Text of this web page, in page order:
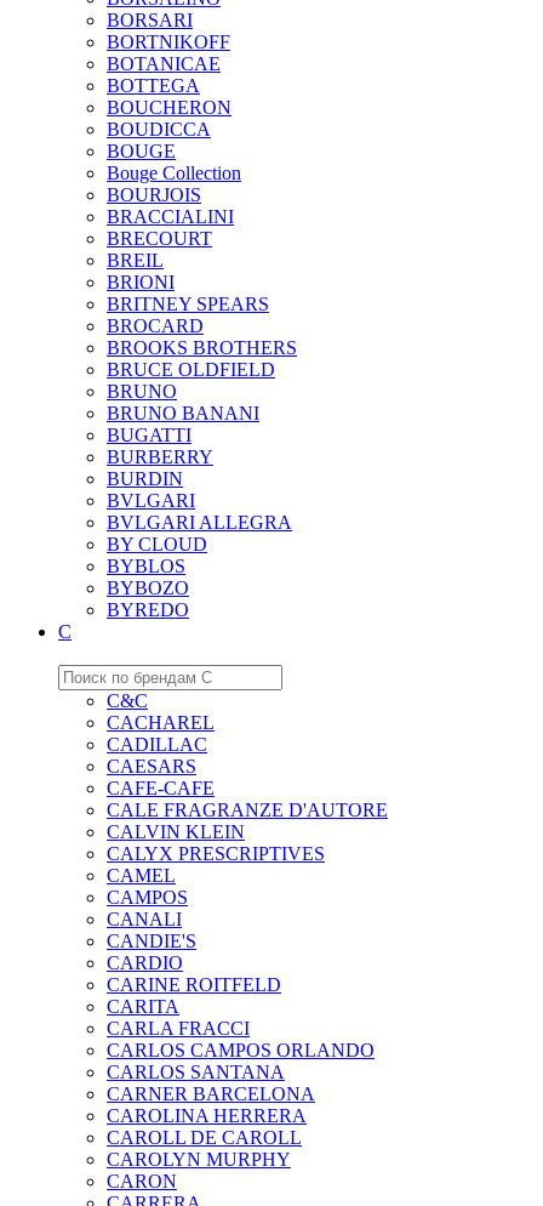
BORSARI
BORTNIKOFF
BOTANICAE
BOTTEGA
BOUCHERON
BOUDICCA
BOUGE
Bouge Collection
BOURJOIS
BRACCIALINI
BRECOURT
BREIL
BRIONI
BRITNEY SPEARS
BROCARD
BROOKS BROTHERS
BRUCE OLDFIELD
BRUNO
BRUNO BANANI
BUGATTI
BURBERRY
BURDIN
BVLGARI
BVLGARI ALLEGRA
BY CLOUD
BYBLOS
BYBOZO
BYREDO
C
C&C
CACHAREL
CADILLAC
CAESARS
CAFE-CAFE
CALE FRAGRANZE D'AUTORE
CALVIN KLEIN
CALYX PRESCRIPTIVES
CAMEL
CAMPOS
CANALI
CANDIE'S
CARDIO
CARINE ROITFELD
CARITA
CARLA FRACCI
CARLOS CAMPOS ORLANDO
CARLOS SANTANA
CARNER BARCELONA
CAROLINA HERRERA
CAROLL DE CAROLL
CAROLYN MURPHY
CARON